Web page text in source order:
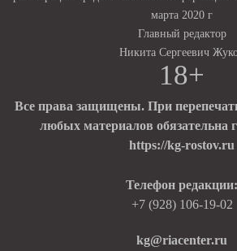
марта 2020 г
Главный редактор
Никита Сергеевич
18+
Все права защищены. При
любых материалов обязательна
https://kg-rostov.ru
Телефон редакции:
+7 (928) 106-19-02
kg@riacenter.ru